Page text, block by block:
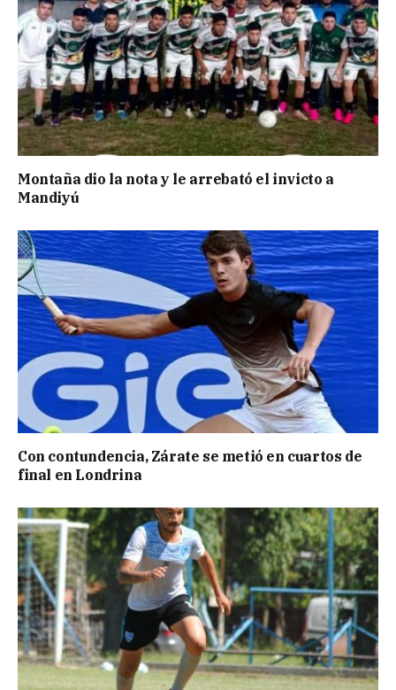
Montaña dio la nota y le arrebató el invicto a
Mandiyú
Con contundencia, Zárate se metió en cuartos de
final en Londrina